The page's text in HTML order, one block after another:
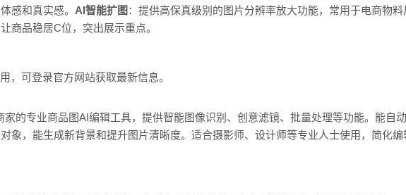
感和真实感。 AI智能扩图 ：提供高保真级别的图片分辨率放大功能，常用于电商物料
商品稳居C位，突出展示重点。
，可登录官方网站获取最新信息。
家的专业商品图AI编辑工具，提供智能图像识别、创意滤镜、批量处理等功能。能自
象，能生成新背景和提升图片清晰度。适合摄影师、设计师等专业人士使用，简化